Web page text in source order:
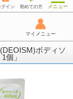
グイン 初めての方 メニュー
マイメニュー
ボディソ
個」